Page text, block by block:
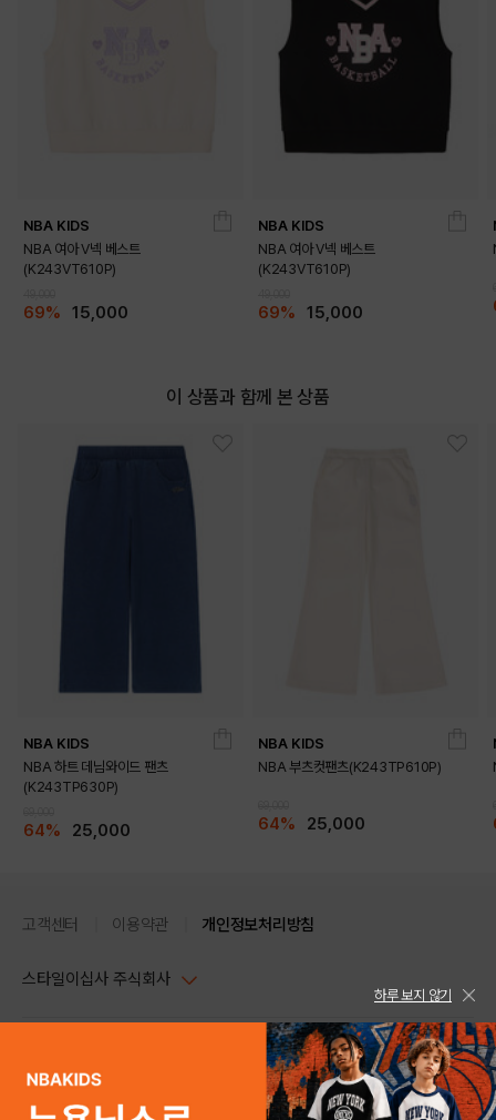
DETAILS
NBA KIDS
NBA 여아 V넥 베스트
(K243VT610P)
69% 15,000
NBA KIDS
NBA 여아 V넥 베스트
(K243VT610P)
69% 15,000
이 상품과 함께 본 상품
NBA KIDS
NBA 하트 데님와이드 팬츠
(K243TP630P)
64% 25,000
NBA KIDS
NBA 부츠컷팬츠(K243TP610P)
64% 25,000
고객센터 이용약관 개인정보처리방침
스타일이십사 주식회사
주소 : 서울시 강남구 논현로 633, 6층 (논현동, 한세엠케이빌딩)
사업자등록번호 : 116-81-32499
스타일24 고객센터 1544-5336
평일 09:00~ 18:00 (토/일/공휴일 휴무)
하루 보지 않기